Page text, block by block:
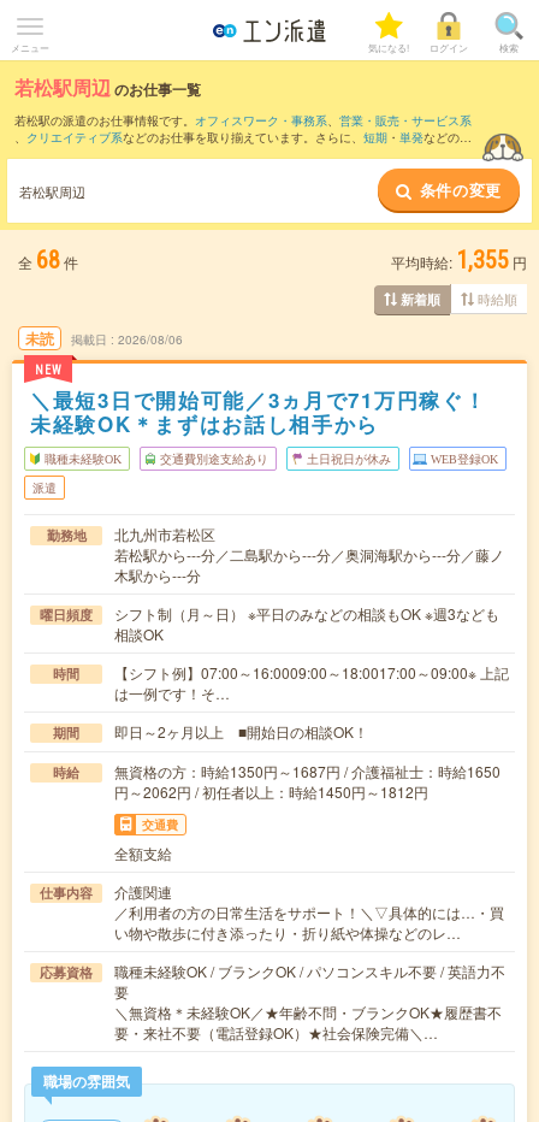
メニュー 気になる! ログイン 検索
若松駅周辺のお仕事一覧
若松駅の派遣のお仕事情報です。 オフィスワーク・事務系、 営業・販売・サービス系
、 クリエイティブ系などのお仕事を取り揃えています。さらに、 短期 ・ 単発などの期
また、小倉(福岡県)駅
など近隣駅のお仕
事もご確認いただけます。
若松駅周辺 条件の変更
全 68件 平均時給: 1,355 円
新着順 時給順
未読
NEW
掲載日 2026/08/06
＼最短3日で開始可能／3ヵ月で71万円稼ぐ！
未経験OK＊まずはお話し相手から
職種未経験OK 交通費別途支給あり 土日祝日が休み WEB登録OK
派遣
勤務地
北九州市若松区
若松駅から---分／二島駅から---分／奥洞海駅から---分／藤ノ
木駅から---分
曜日頻度
シフト制（月～日） ※平日のみなどの相談もOK ※週3なども
相談OK
時間
【シフト例】07:00～16:0009:00～18:0017:00～09:00※ 上記
は一例です！そ…
期間 即日～2ヶ月以上 ■開始日の相談OK！
時給
無資格の方：時給1350円～1687円 / 介護福祉士：時給1650
円～2062円 / 初任者以上：時給1450円～1812円
交通費
全額支給
仕事内容
介護関連
／利用者の方の日常生活をサポート！＼▽具体的には…・買
い物や散歩に付き添ったり・折り紙や体操などのレ…
応募資格
職種未経験OK / ブランクOK / パソコンスキル不要 / 英語力不
要
＼無資格＊未経験OK／★年齢不問・ブランクOK★履歴書不
要・来社不要（電話登録OK）★社会保険完備＼…
職場の雰囲気